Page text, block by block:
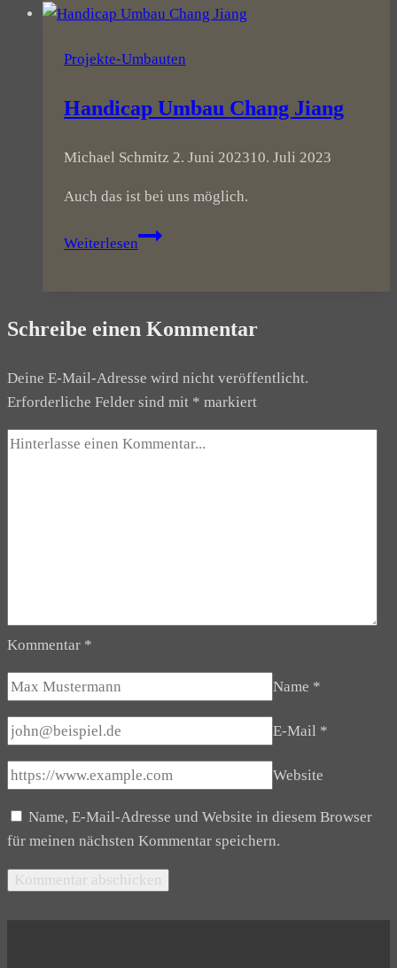
im
Projekte-Umbauten
Handicap Umbau Chang Jiang
Michael Schmitz 2. Juni 202310. Juli 2023
Auch das ist bei uns möglich.
Weiterlesen
Handicap
Schreibe einen Kommentar
Deine E-Mail-Adresse wird nicht veröffentlicht.
Erforderliche Felder sind mit * markiert
Kommentar *
Name *
E-Mail *
Website
Name, E-Mail-Adresse und Website in diesem Browser
für meinen nächsten Kommentar speichern.